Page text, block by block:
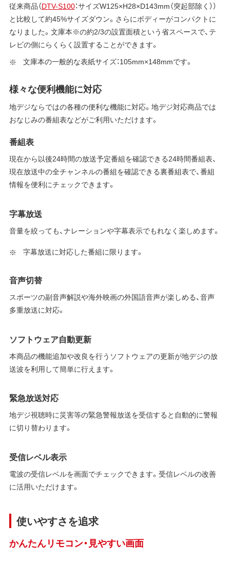
従来商品（DTV-S100：サイズW125×H28×D143mm（突起部除く））
と比較して約45%サイズダウン。さらにボディーがコンパクトに
なりました。文庫本※の約2/3の設置面積という省スペースで、テ
レビの側にらくらく設置することができます。
文庫本の一般的な表紙サイズ：105mm×148mmです。
様々な便利機能に対応
地デジならではの各種の便利な機能に対応。地デジ対応商品では
おなじみの番組表などがご利用いただけます。
番組表
現在から以後24時間の放送予定番組を確認できる24時間番組表、
現在放送中の全チャンネルの番組を確認できる裏番組表で、番組
情報を便利にチェックできます。
字幕放送
音量を絞っても、ナレーションや字幕表示でもれなく楽しめます。
字幕放送に対応した番組に限ります。
音声切替
スポーツの副音声解説や海外映画の外国語音声が楽しめる、音声
多重放送に対応。
ソフトウェア自動更新
本商品の機能追加や改良を行うソフトウェアの更新が地デジの放
送波を利用して簡単に行えます。
緊急放送対応
地デジ視聴時に災害等の緊急警報放送を受信すると自動的に警報
に切り替わります。
受信レベル表示
電波の受信レベルを画面でチェックできます。受信レベルの改善
に活用いただけます。
使いやすさを追求
かんたんリモコン・見やすい画面